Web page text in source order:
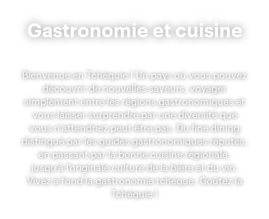
Gastronomie et cuisine
Bienvenue en Tchéquie ! Un pays où vous pouvez
découvrir de nouvelles saveurs, voyager
simplement entre les régions gastronomiques et
vous laisser surprendre par une diversité que
vous n’attendriez peut-être pas. Du fine dining
distingué par les guides gastronomiques réputés,
en passant par la bonne cuisine régionale,
jusqu’à l’originale culture de la bière et du vin.
Vivez à fond la gastronomie tchèque. Goûtez la
Tchéquie !